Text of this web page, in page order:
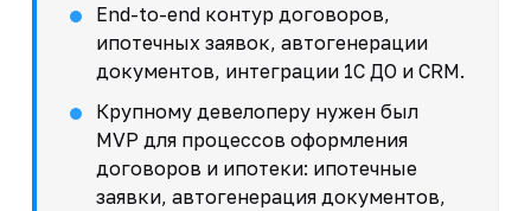
End-to-end контур договоров,
ипотечных заявок, автогенерации
документов, интеграции 1С ДО и CRM.
Крупному девелоперу нужен был
MVP для процессов оформления
договоров и ипотеки: ипотечные
заявки, автогенерация документов,